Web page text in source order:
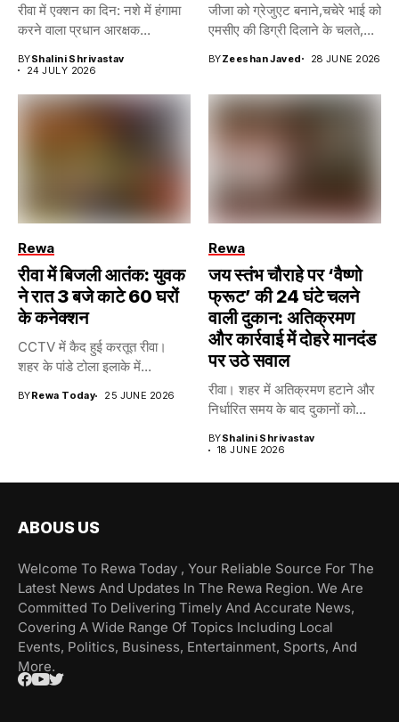
रीवा में एक्शन का दिन: नशे में हंगामा
करने वाला प्रधान आरक्षक...
BYShalini Shrivastav
24 JULY 2026
जीजा को ग्रेजुएट बनाने,चचेरे भाई को
एमसीए की डिग्री दिलाने के चलते,...
BYZeeshan Javed 28 JUNE 2026
Rewa
रीवा में बिजली आतंक: युवक
ने रात 3 बजे काटे 60 घरों
के कनेक्शन
CCTV में कैद हुई करतूत रीवा।
शहर के पांडे टोला इलाके में...
BYRewa Today 25 JUNE 2026
Rewa
जय स्तंभ चौराहे पर ‘वैष्णो
फ्रूट’ की 24 घंटे चलने
वाली दुकान: अतिक्रमण
और कार्रवाई में दोहरे मानदंड
पर उठे सवाल
रीवा। शहर में अतिक्रमण हटाने और
निर्धारित समय के बाद दुकानों को...
BYShalini Shrivastav
18 JUNE 2026
ABOUS US
Welcome To Rewa Today , Your Reliable Source For The
Latest News And Updates In The Rewa Region. We Are
Committed To Delivering Timely And Accurate News,
Covering A Wide Range Of Topics Including Local
Events, Politics, Business, Entertainment, Sports, And
More.